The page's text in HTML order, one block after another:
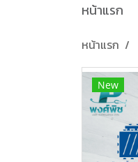
หน้าแรก
หน้าแรก
New